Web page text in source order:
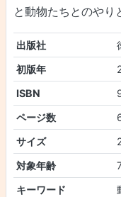
と動物たちとのやり
出版社
初版年
ISBN
ページ数
サイズ
対象年齢
キーワード